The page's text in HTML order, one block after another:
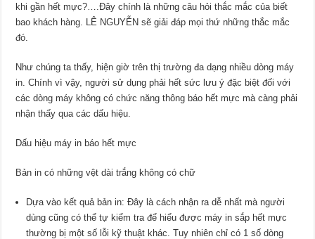
khi gần hết mực?….Đây chính là những câu hỏi thắc mắc của biết
bao khách hàng. LÊ NGUYỄN sẽ giải đáp mọi thứ những thắc mắc
đó.
Như chúng ta thấy, hiện giờ trên thị trường đa dạng nhiều dòng máy
in. Chính vì vậy, người sử dụng phải hết sức lưu ý đặc biệt đối với
các dòng máy không có chức năng thông báo hết mực mà càng phải
nhận thấy qua các dấu hiệu.
Dấu hiệu máy in báo hết mực
Bản in có những vệt dài trắng không có chữ
Dựa vào kết quả bản in: Đây là cách nhận ra dễ nhất mà người
dùng cũng có thể tự kiểm tra để hiểu được máy in sắp hết mực
thường bị một số lỗi kỹ thuật khác. Tuy nhiên chỉ có 1 số dòng